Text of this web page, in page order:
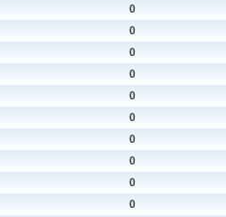
0
0
0
0
0
0
0
0
0
0